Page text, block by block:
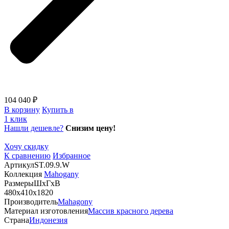
104 040 ₽
В корзину Купить в
1 клик
Нашли дешевле? Снизим цену!
Хочу скидку
К сравнению Избранное
АртикулST.09.9.W
Коллекция Mahogany
РазмерыШхГхВ
480х410х1820
ПроизводительMahagony
Материал изготовленияМассив красного дерева
СтранаИндонезия